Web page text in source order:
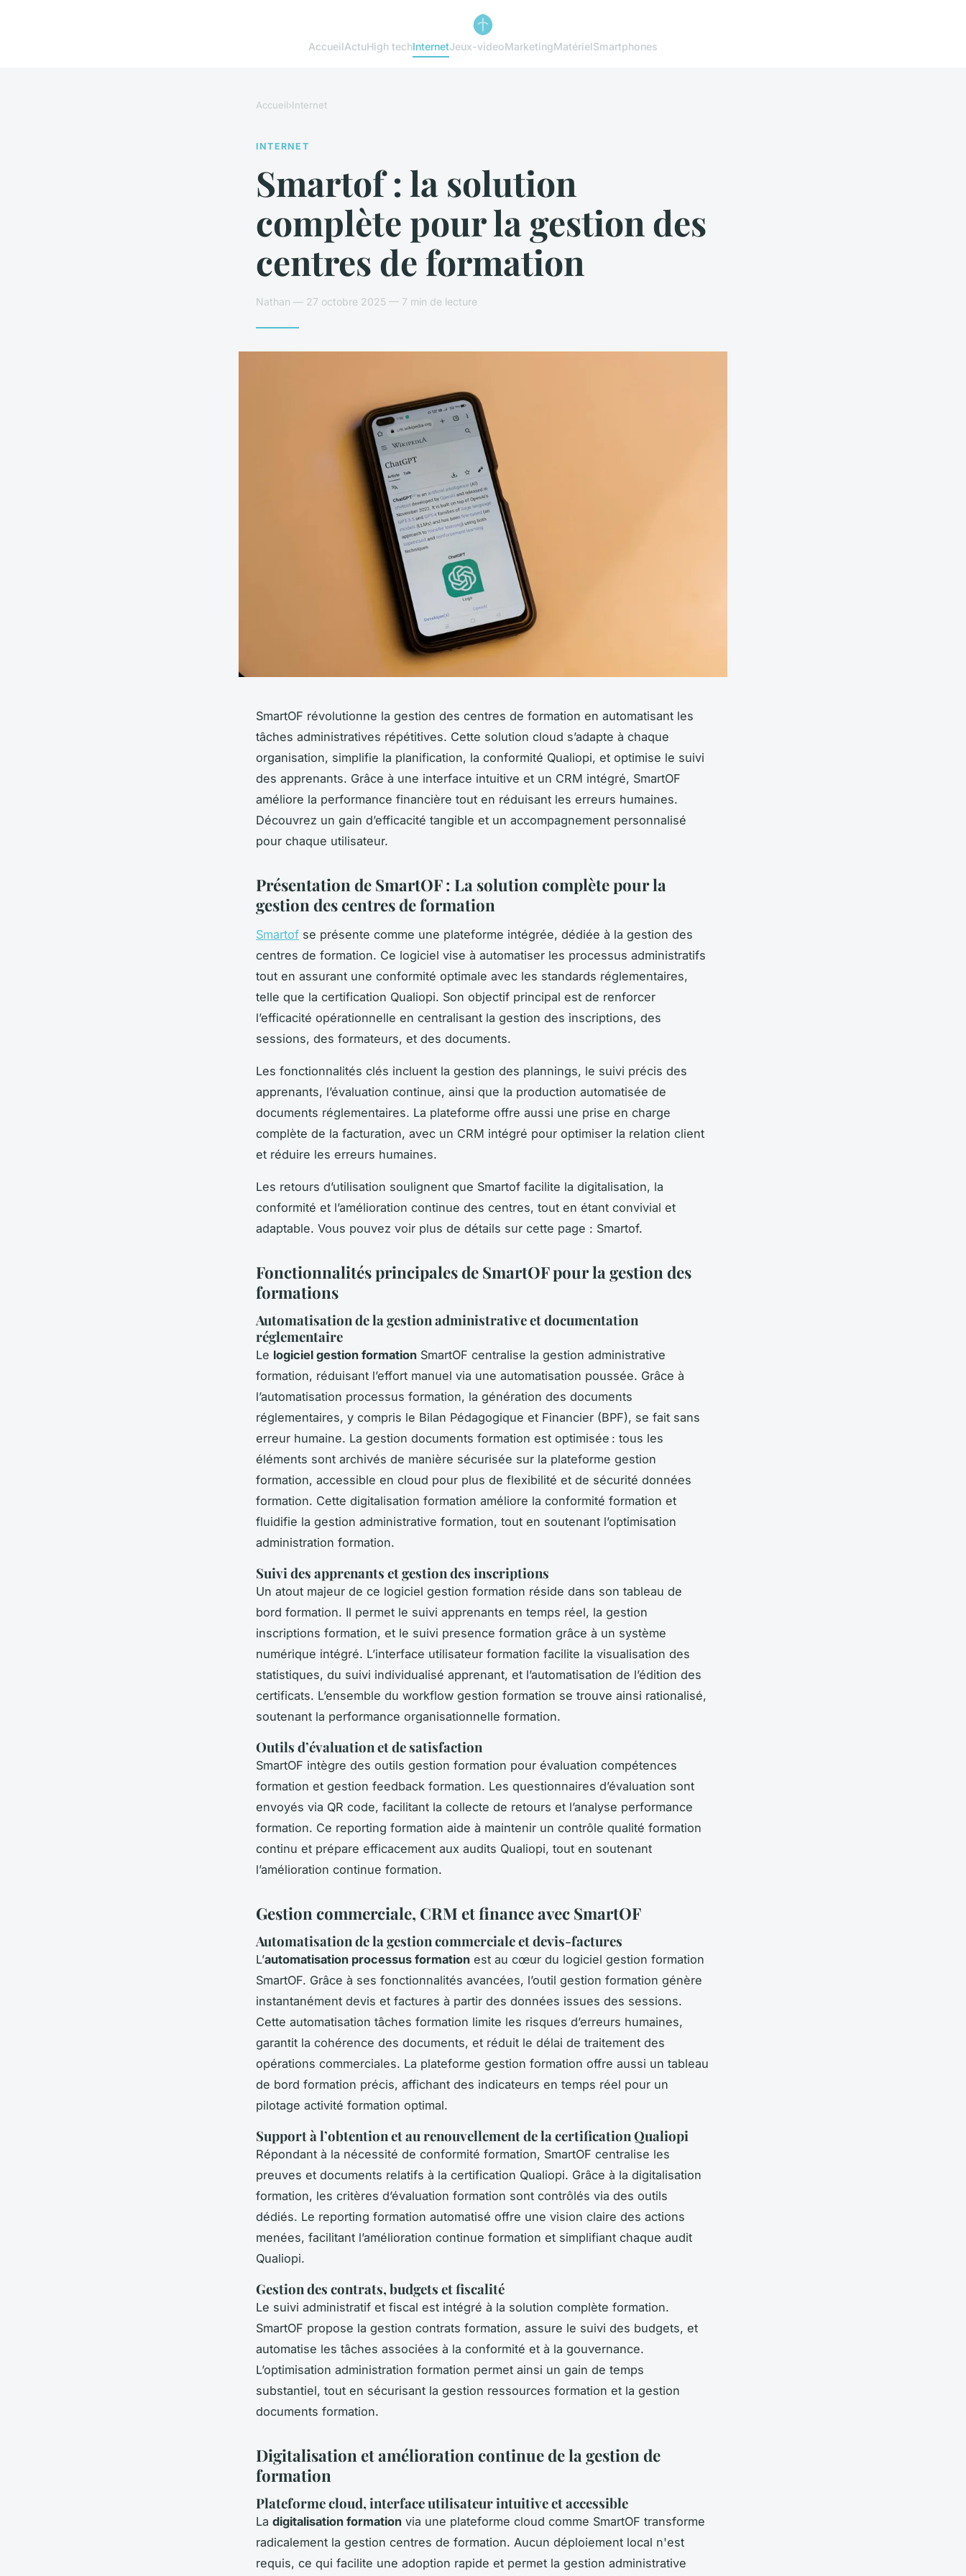
AccueilActuHigh techInternetJeux-videoMarketingMatérielSmartphones
Accueil›Internet
INTERNET
Smartof : la solution
complète pour la gestion des
centres de formation
Nathan — 27 octobre 2025 — 7 min de lecture
SmartOF révolutionne la gestion des centres de formation en automatisant les
tâches administratives répétitives. Cette solution cloud s’adapte à chaque
organisation, simplifie la planification, la conformité Qualiopi, et optimise le suivi
des apprenants. Grâce à une interface intuitive et un CRM intégré, SmartOF
améliore la performance financière tout en réduisant les erreurs humaines.
Découvrez un gain d’efficacité tangible et un accompagnement personnalisé
pour chaque utilisateur.
Présentation de SmartOF : La solution complète pour la
gestion des centres de formation
Smartof se présente comme une plateforme intégrée, dédiée à la gestion des
centres de formation. Ce logiciel vise à automatiser les processus administratifs
tout en assurant une conformité optimale avec les standards réglementaires,
telle que la certification Qualiopi. Son objectif principal est de renforcer
l’efficacité opérationnelle en centralisant la gestion des inscriptions, des
sessions, des formateurs, et des documents.
Les fonctionnalités clés incluent la gestion des plannings, le suivi précis des
apprenants, l’évaluation continue, ainsi que la production automatisée de
documents réglementaires. La plateforme offre aussi une prise en charge
complète de la facturation, avec un CRM intégré pour optimiser la relation client
et réduire les erreurs humaines.
Les retours d’utilisation soulignent que Smartof facilite la digitalisation, la
conformité et l’amélioration continue des centres, tout en étant convivial et
adaptable. Vous pouvez voir plus de détails sur cette page : Smartof.
Fonctionnalités principales de SmartOF pour la gestion des
formations
Automatisation de la gestion administrative et documentation
réglementaire
Le logiciel gestion formation SmartOF centralise la gestion administrative
formation, réduisant l’effort manuel via une automatisation poussée. Grâce à
l’automatisation processus formation, la génération des documents
réglementaires, y compris le Bilan Pédagogique et Financier (BPF), se fait sans
erreur humaine. La gestion documents formation est optimisée : tous les
éléments sont archivés de manière sécurisée sur la plateforme gestion
formation, accessible en cloud pour plus de flexibilité et de sécurité données
formation. Cette digitalisation formation améliore la conformité formation et
fluidifie la gestion administrative formation, tout en soutenant l’optimisation
administration formation.
Suivi des apprenants et gestion des inscriptions
Un atout majeur de ce logiciel gestion formation réside dans son tableau de
bord formation. Il permet le suivi apprenants en temps réel, la gestion
inscriptions formation, et le suivi presence formation grâce à un système
numérique intégré. L’interface utilisateur formation facilite la visualisation des
statistiques, du suivi individualisé apprenant, et l’automatisation de l’édition des
certificats. L’ensemble du workflow gestion formation se trouve ainsi rationalisé,
soutenant la performance organisationnelle formation.
Outils d’évaluation et de satisfaction
SmartOF intègre des outils gestion formation pour évaluation compétences
formation et gestion feedback formation. Les questionnaires d’évaluation sont
envoyés via QR code, facilitant la collecte de retours et l’analyse performance
formation. Ce reporting formation aide à maintenir un contrôle qualité formation
continu et prépare efficacement aux audits Qualiopi, tout en soutenant
l’amélioration continue formation.
Gestion commerciale, CRM et finance avec SmartOF
Automatisation de la gestion commerciale et devis-factures
L’automatisation processus formation est au cœur du logiciel gestion formation
SmartOF. Grâce à ses fonctionnalités avancées, l’outil gestion formation génère
instantanément devis et factures à partir des données issues des sessions.
Cette automatisation tâches formation limite les risques d’erreurs humaines,
garantit la cohérence des documents, et réduit le délai de traitement des
opérations commerciales. La plateforme gestion formation offre aussi un tableau
de bord formation précis, affichant des indicateurs en temps réel pour un
pilotage activité formation optimal.
Support à l’obtention et au renouvellement de la certification Qualiopi
Répondant à la nécessité de conformité formation, SmartOF centralise les
preuves et documents relatifs à la certification Qualiopi. Grâce à la digitalisation
formation, les critères d’évaluation formation sont contrôlés via des outils
dédiés. Le reporting formation automatisé offre une vision claire des actions
menées, facilitant l’amélioration continue formation et simplifiant chaque audit
Qualiopi.
Gestion des contrats, budgets et fiscalité
Le suivi administratif et fiscal est intégré à la solution complète formation.
SmartOF propose la gestion contrats formation, assure le suivi des budgets, et
automatise les tâches associées à la conformité et à la gouvernance.
L’optimisation administration formation permet ainsi un gain de temps
substantiel, tout en sécurisant la gestion ressources formation et la gestion
documents formation.
Digitalisation et amélioration continue de la gestion de
formation
Plateforme cloud, interface utilisateur intuitive et accessible
La digitalisation formation via une plateforme cloud comme SmartOF transforme
radicalement la gestion centres de formation. Aucun déploiement local n'est
requis, ce qui facilite une adoption rapide et permet la gestion administrative